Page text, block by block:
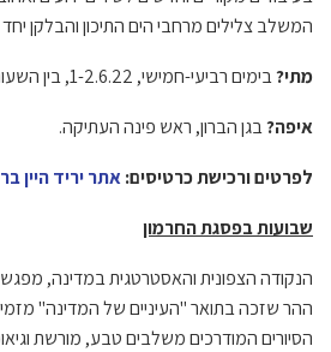
המשלב צלילים מרחבי הים התיכון והבלקן
מתי?בימים רביעי-חמישי, 1-2.6.22, בין השעות: 23:00-19:00
איפה?בגן הברון, ראש פינה העתיקה.
לפרטים ורכישת כרטיסים:אתר יריד היין
שבועות בפסגת החרמון
הנקודה הצפונית והאסטרטגית במדינה,
ההר שזכה בתואר "העיניים של המדינה"